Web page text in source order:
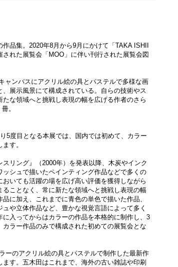
品集。2020年8月から9月にかけて「TAKA ISHII
れた展覧会「MOO」に伴い刊行された展覧会図
ャンバスにアクリル絵の具とパステルで多様な画
展示風景にて構成されている。自らの技術やス
な領域へと挑戦し表現の幅を広げる作者のさら
。
5度目となる本展では、国内では初めて、カラー
す。
リング』（2000年）を発表以降、木炭やインク
シュで描いたペインティング作品などで多くの
いても活躍の場を広げ高い評価を獲得しながら
ことなく、常に新たな領域へと挑戦し表現の幅
に加え、これまでに青色の単色で描いた作品、
や立体作品など、豊かな視覚言語によって多く
入ってからはカラーの作品を本格的に制作し、3
ラー作品のみで構成された初めての展覧会とな
ーのアクリル絵の具とパステルで制作した最新作
す。五木田はこれまで、海外の古い雑誌や印刷